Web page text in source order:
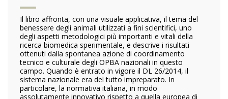
Il libro affronta, con una visuale applicativa, il tema del
benessere degli animali utilizzati a fini scientifici, uno
degli aspetti metodologici più importanti e vitali della
ricerca biomedica sperimentale, e descrive i risultati
ottenuti dalla spontanea azione di coordinamento
tecnico e culturale degli OPBA nazionali in questo
campo. Quando è entrato in vigore il DL 26/2014, il
sistema nazionale era del tutto impreparato. In
particolare, la normativa italiana, in modo
assolutamente innovativo rispetto a quella europea di